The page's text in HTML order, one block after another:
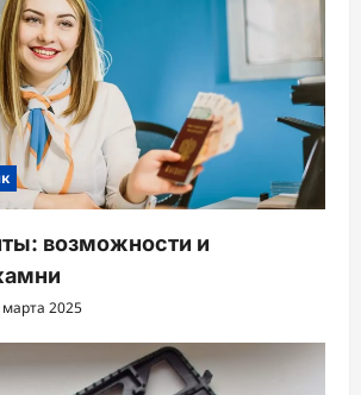
возможности и
2025